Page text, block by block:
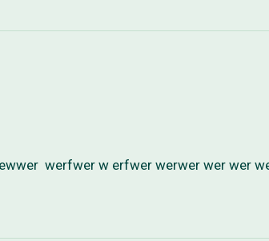
werfwer w erfwer werwer wer wer